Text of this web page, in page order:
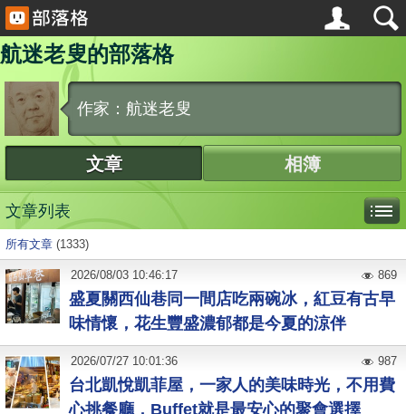
航迷老叟的部落格
作家：航迷老叟
文章 相簿
文章列表
所有文章 (1333)
盛夏關西仙巷同一間店吃兩碗冰，紅豆有古早
味情懷，花生豐盛濃郁都是今夏的涼伴
2026/08/03 10:46:17 869
台北凱悅凱菲屋，一家人的美味時光，不用費
心挑餐廳，Buffet就是最安心的聚會選擇
2026/07/27 10:01:36 987